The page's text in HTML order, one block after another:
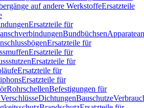
auf andere WerkstoffeErsatzteile
Ersatzteile für
Bundbüchsen
Ersatzteile für
Ersatzteile für
Ersatzteile für
Ersatzteile für
Ersatzteile für
RohrschellenBefestigungen für
VerschlüsseDichtungenBauschutze